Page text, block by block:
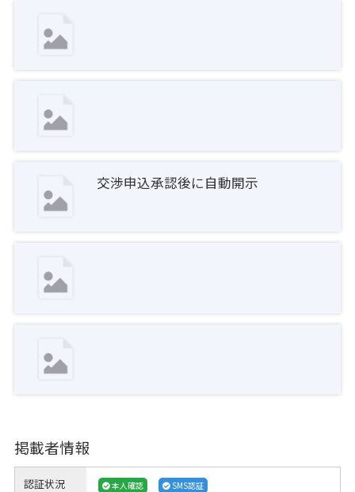
交渉申込承認後に自動開示
掲載者情報
認証状況 本人確認
SMS認証